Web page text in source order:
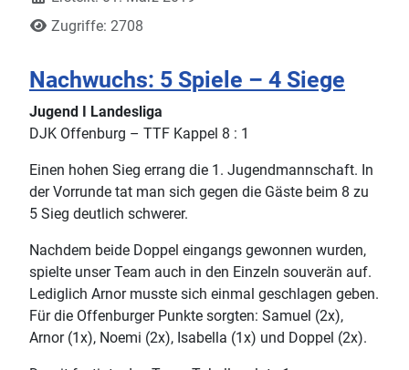
Zugriffe: 2708
Nachwuchs: 5 Spiele – 4 Siege
Jugend I Landesliga
DJK Offenburg – TTF Kappel 8 : 1
Einen hohen Sieg errang die 1. Jugendmannschaft. In
der Vorrunde tat man sich gegen die Gäste beim 8 zu
5 Sieg deutlich schwerer.
Nachdem beide Doppel eingangs gewonnen wurden,
spielte unser Team auch in den Einzeln souverän auf.
Lediglich Arnor musste sich einmal geschlagen geben.
Für die Offenburger Punkte sorgten: Samuel (2x),
Arnor (1x), Noemi (2x), Isabella (1x) und Doppel (2x).